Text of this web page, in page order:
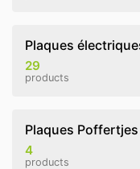
Plaques
29
products
Plaques Poffertjes
4
products